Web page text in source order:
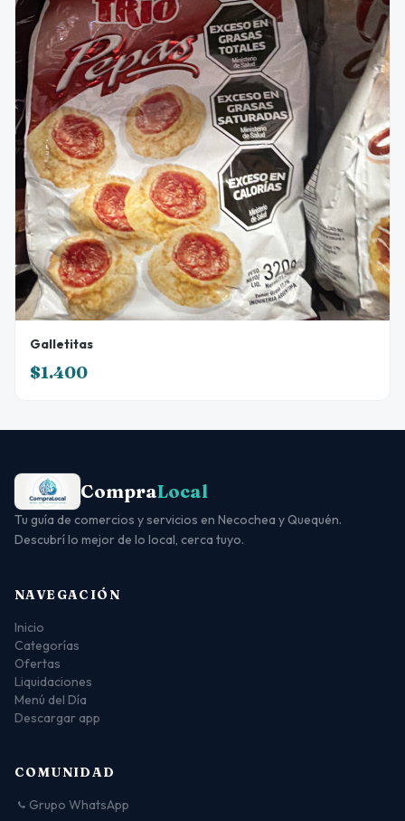
Galletitas
$1.400
CompraLocal
Tu guía de comercios y servicios en Necochea y Quequén.
Descubrí lo mejor de lo local, cerca tuyo.
NAVEGACIÓN
Inicio
Categorías
Ofertas
Liquidaciones
Menú del Día
Descargar app
COMUNIDAD
Grupo WhatsApp